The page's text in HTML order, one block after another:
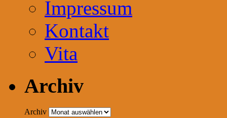
Impressum
Kontakt
Vita
Archiv
Archiv